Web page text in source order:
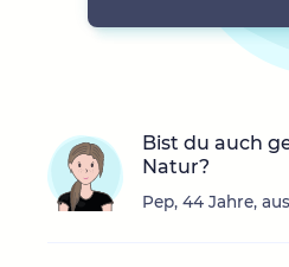
Bist du auch
Natur?
Pep, 44 Jahre,